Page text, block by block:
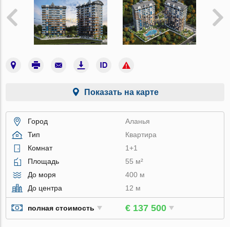
Показать на карте
Город
Аланья
Тип
Квартира
Комнат
1+1
Площадь
55 м²
До моря
400 м
До центра
12 м
полная стоимость € 137 500